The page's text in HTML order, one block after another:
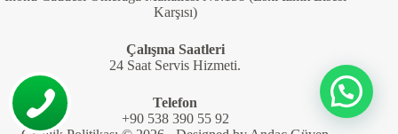
Karşısı)
Çalışma Saatleri
24 Saat Servis Hizmeti.
Telefon
+90 538 390 55 92